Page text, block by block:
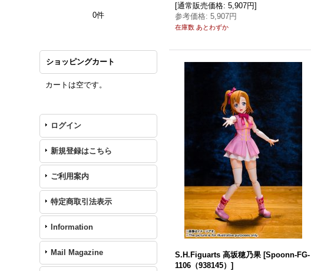
0件
ショッピングカート
カートは空です。
ログイン
新規登録はこちら
ご利用案内
特定商取引法表示
Information
Mail Magazine
[通常販売価格: 5,907円]
参考価格: 5,907円
在庫数 あとわずか
S.H.Figuarts 高坂穂乃果 [Spoonn-FG-
1106（938145）]